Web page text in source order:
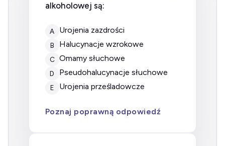
alkoholowej są:
A urojenia zazdrości
B halucynacje wzrokowe
C omamy słuchowe
D pseudohalucynacje słuchowe
E urojenia prześladowcze
Poznaj poprawną odpowiedź